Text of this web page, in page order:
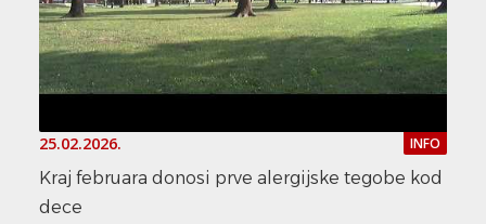
25.02.2026. INFO
Kraj februara donosi prve alergijske tegobe kod
dece